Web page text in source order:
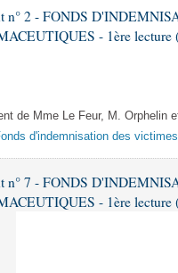
n° 2 - FONDS
- 1ère lecture
de Mme Le Feur, M. Orphelin
d'indemnisation des
n° 7 - FONDS
- 1ère lecture